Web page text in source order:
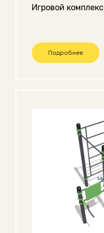
Игровой комплекс
Подробнее